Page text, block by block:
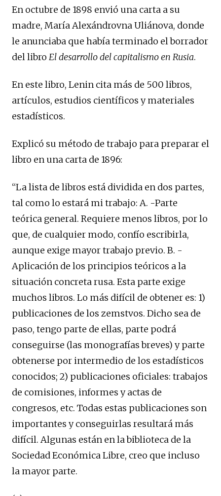
En octubre de 1898 envió una carta a su
madre, María Alexándrovna Uliánova, donde
le anunciaba que había terminado el borrador
del libro El desarrollo del capitalismo en Rusia.
En este libro, Lenin cita más de 500 libros,
artículos, estudios científicos y materiales
estadísticos.
Explicó su método de trabajo para preparar el
libro en una carta de 1896:
“La lista de libros está dividida en dos partes,
tal como lo estará mi trabajo: A. -Parte
teórica general. Requiere menos libros, por lo
que, de cualquier modo, confío escribirla,
aunque exige mayor trabajo previo. B. -
Aplicación de los principios teóricos a la
situación concreta rusa. Esta parte exige
muchos libros. Lo más difícil de obtener es: 1)
publicaciones de los zemstvos. Dicho sea de
paso, tengo parte de ellas, parte podrá
conseguirse (las monografías breves) y parte
obtenerse por intermedio de los estadísticos
conocidos; 2) publicaciones oficiales: trabajos
de comisiones, informes y actas de
congresos, etc. Todas estas publicaciones son
importantes y conseguirlas resultará más
difícil. Algunas están en la biblioteca de la
Sociedad Económica Libre, creo que incluso
la mayor parte.